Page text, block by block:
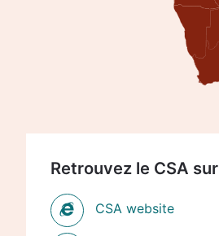
Retrouvez le CSA sur
CSA website